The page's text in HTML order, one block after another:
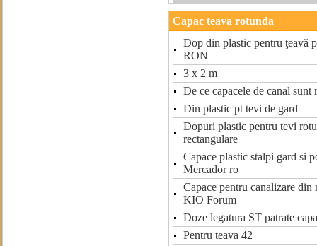
Capac teava rotunda
Dop din plastic pentru ţeavă
RON
3 x 2 m
De ce capacele de canal sunt
Din plastic pt tevi de gard
Dopuri plastic pentru tevi
rectangulare
Capace plastic stalpi gard si
Mercador ro
Capace pentru canalizare din
KIO Forum
Doze legatura ST patrate
Pentru teava 42